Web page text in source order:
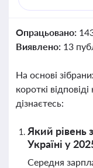
Опрацьовано:
Виявлено: 13
На основі
короткі
дізнаєтесь:
Який рівень
Україні у
Середня